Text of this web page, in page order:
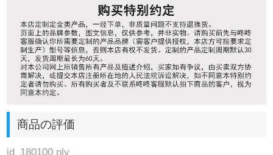
商品の評価
jd_180100 nly